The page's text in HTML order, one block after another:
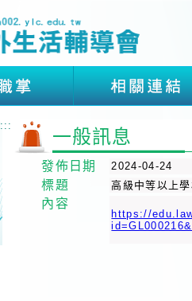
:::
一般訊息
發佈日期 2024-04-24
標題 高級中等以上
內容
https://